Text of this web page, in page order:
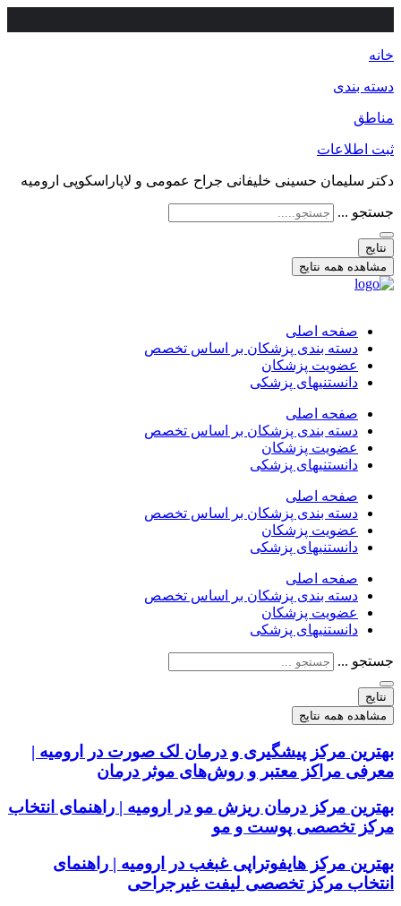
خانه
دسته بندی
مناطق
ثبت اطلاعات
دکتر سلیمان حسینی خلیفانی جراح عمومی و لاپاراسکوپی ارومیه
جستجو ...
نتایج
مشاهده همه نتایج
صفحه اصلی
دسته بندی پزشکان بر اساس تخصص
عضویت پزشکان
دانستنیهای پزشکی
صفحه اصلی
دسته بندی پزشکان بر اساس تخصص
عضویت پزشکان
دانستنیهای پزشکی
صفحه اصلی
دسته بندی پزشکان بر اساس تخصص
عضویت پزشکان
دانستنیهای پزشکی
صفحه اصلی
دسته بندی پزشکان بر اساس تخصص
عضویت پزشکان
دانستنیهای پزشکی
جستجو ...
نتایج
مشاهده همه نتایج
بهترین مرکز پیشگیری و درمان لک صورت در ارومیه |
معرفی مراکز معتبر و روش‌های موثر درمان
بهترین مرکز درمان ریزش مو در ارومیه | راهنمای انتخاب
مرکز تخصصی پوست و مو
بهترین مرکز هایفوتراپی غبغب در ارومیه | راهنمای
انتخاب مرکز تخصصی لیفت غیرجراحی